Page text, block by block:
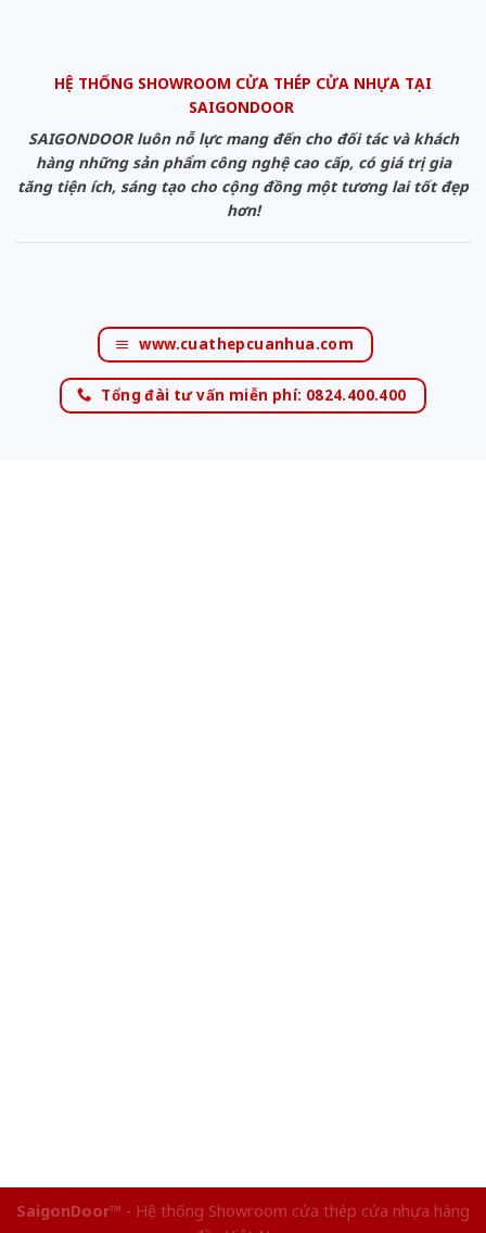
HỆ THỐNG SHOWROOM CỬA THÉP CỬA NHỰA TẠI
SAIGONDOOR
SAIGONDOOR luôn nỗ lực mang đến cho đối tác và khách
hàng những sản phẩm công nghệ cao cấp, có giá trị gia
tăng tiện ích, sáng tạo cho cộng đồng một tương lai tốt đẹp
hơn!
www.cuathepcuanhua.com
Tổng đài tư vấn miễn phí: 0824.400.400
SaigonDoor™ - Hệ thống Showroom cửa thép cửa nhựa hàng